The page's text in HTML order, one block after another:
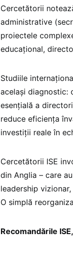
Cercetătorii
administrative
proiectele
educațional,
Studiile
același diagnostic:
esențială a
reduce eficiența
investiții reale în
Cercetătorii ISE
din Anglia – care
leadership
O simplă
Recomandările